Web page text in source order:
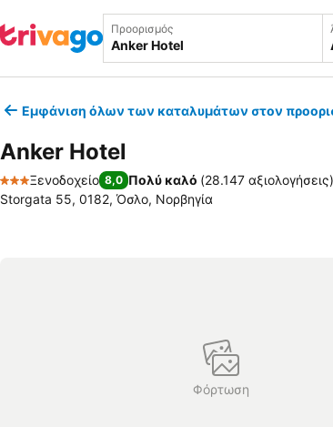
Προορισμός
Εμφάνιση όλων των καταλυμάτων στον
Anker Hotel
3 Αστέρια
Ξενοδοχείο 8,0 Πολύ καλό (28.147 αξιολογήσεις)
Storgata 55, 0182, Όσλο, Νορβηγία
Φόρτωση